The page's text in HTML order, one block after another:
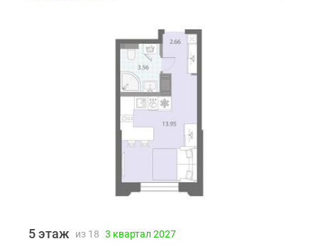
5 этаж из 18 3 квартал 2027